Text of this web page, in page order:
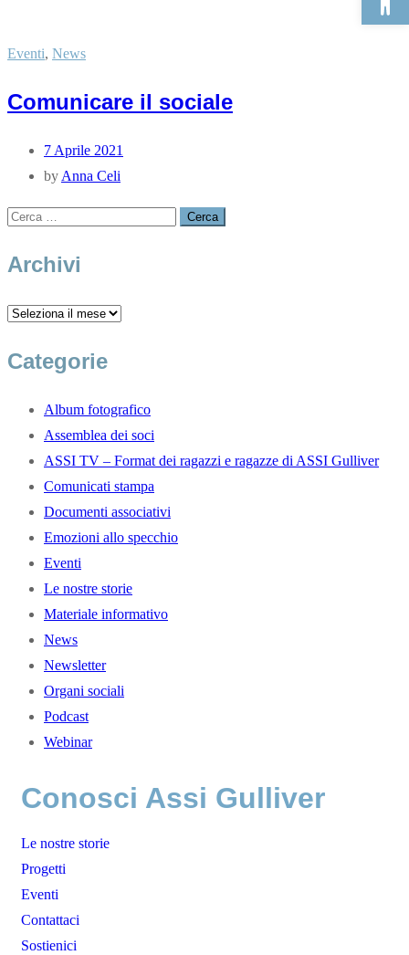
Eventi, News
Comunicare il sociale
7 Aprile 2021
by Anna Celi
Archivi
Categorie
Album fotografico
Assemblea dei soci
ASSI TV – Format dei ragazzi e ragazze di ASSI Gulliver
Comunicati stampa
Documenti associativi
Emozioni allo specchio
Eventi
Le nostre storie
Materiale informativo
News
Newsletter
Organi sociali
Podcast
Webinar
Conosci Assi Gulliver
Le nostre storie
Progetti
Eventi
Contattaci
Sostienici